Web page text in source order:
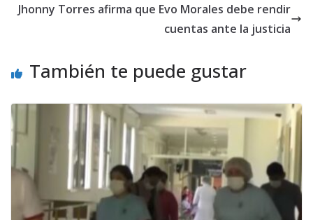
Jhonny Torres afirma que Evo Morales debe rendir
cuentas ante la justicia
También te puede gustar